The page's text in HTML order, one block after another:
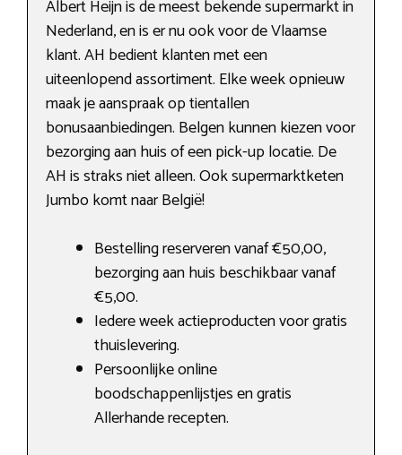
Albert Heijn is de meest bekende supermarkt in
Nederland, en is er nu ook voor de Vlaamse
klant. AH bedient klanten met een
uiteenlopend assortiment. Elke week opnieuw
maak je aanspraak op tientallen
bonusaanbiedingen. Belgen kunnen kiezen voor
bezorging aan huis of een pick-up locatie. De
AH is straks niet alleen. Ook supermarktketen
Jumbo komt naar België!
Bestelling reserveren vanaf €50,00,
bezorging aan huis beschikbaar vanaf
€5,00.
Iedere week actieproducten voor gratis
thuislevering.
Persoonlijke online
boodschappenlijstjes en gratis
Allerhande recepten.